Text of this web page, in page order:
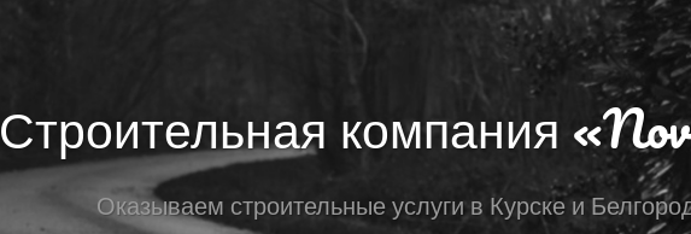
Строительная компания
Оказываем строительные услуги в Курске и